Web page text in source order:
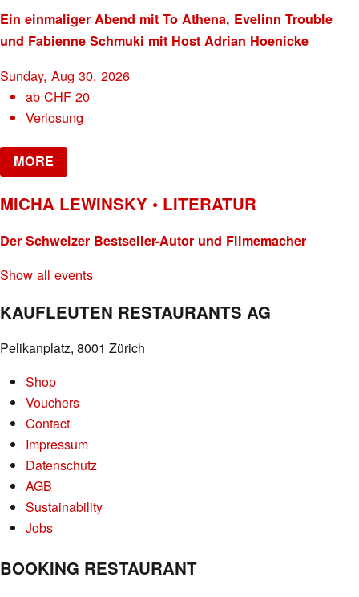
Ein einmaliger Abend mit To Athena, Evelinn Trouble
und Fabienne Schmuki mit Host Adrian Hoenicke
Sunday, Aug 30, 2026
abCHF 20
Verlosung
MORE
MICHA LEWINSKY • LITERATUR
Der Schweizer Bestseller-Autor und Filmemacher
Show all events
KAUFLEUTEN RESTAURANTS AG
Pelikanplatz, 8001 Zürich
Shop
Vouchers
Contact
Impressum
Datenschutz
AGB
Sustainability
Jobs
BOOKING RESTAURANT